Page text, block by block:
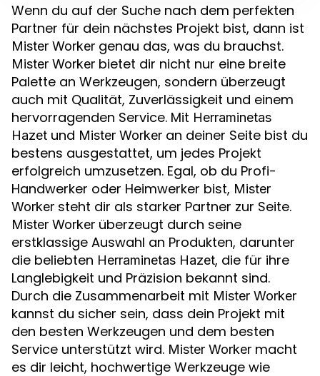
Wenn du auf der Suche nach dem perfekten
Partner für dein nächstes Projekt bist, dann ist
Mister Worker genau das, was du brauchst.
Mister Worker bietet dir nicht nur eine breite
Palette an Werkzeugen, sondern überzeugt
auch mit Qualität, Zuverlässigkeit und einem
hervorragenden Service. Mit Herraminetas
Hazet und Mister Worker an deiner Seite bist du
bestens ausgestattet, um jedes Projekt
erfolgreich umzusetzen. Egal, ob du Profi-
Handwerker oder Heimwerker bist, Mister
Worker steht dir als starker Partner zur Seite.
Mister Worker überzeugt durch seine
erstklassige Auswahl an Produkten, darunter
die beliebten Herraminetas Hazet, die für ihre
Langlebigkeit und Präzision bekannt sind.
Durch die Zusammenarbeit mit Mister Worker
kannst du sicher sein, dass dein Projekt mit
den besten Werkzeugen und dem besten
Service unterstützt wird. Mister Worker macht
es dir leicht, hochwertige Werkzeuge wie